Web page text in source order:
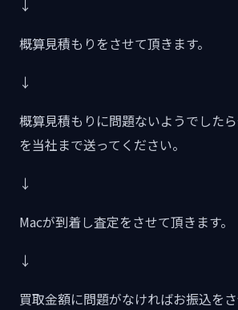
↓
概算見積もりをさせて頂きます。
↓
概算見積もりに問題ないようでした
を当社まで送ってください。
↓
Macが到着し査定をさせて頂きます。
↓
買取金額に問題がなければお振込をさ